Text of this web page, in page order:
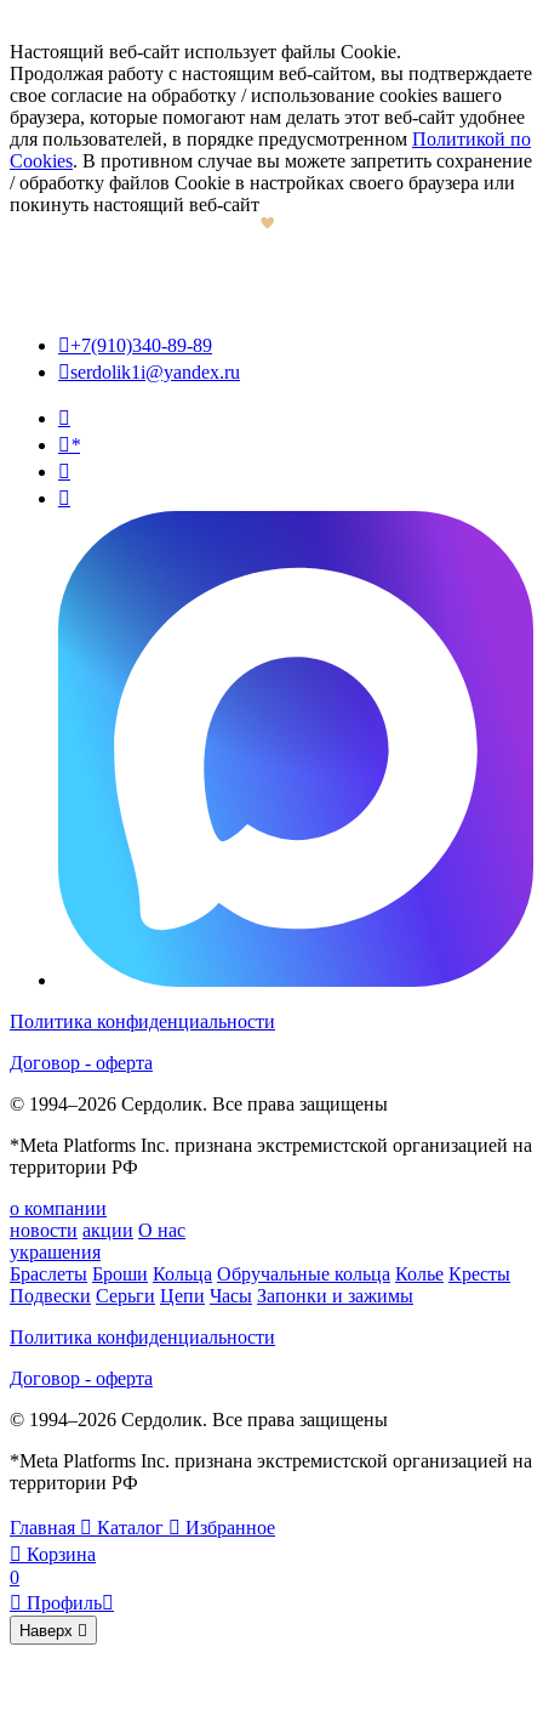
Настоящий веб-сайт использует файлы Cookie.
Продолжая работу с настоящим веб-сайтом, вы подтверждаете
свое согласие на обработку / использование cookies вашего
браузера, которые помогают нам делать этот веб-сайт удобнее
для пользователей, в порядке предусмотренном Политикой по
Cookies. В противном случае вы можете запретить сохранение
/ обработку файлов Cookie в настройках своего браузера или
покинуть настоящий веб-сайт
+7(910)340-89-89
serdolik1i@yandex.ru

*


Политика конфиденциальности
Договор - оферта
© 1994–2026 Сердолик. Все права защищены
*Meta Platforms Inc. признана экстремистской организацией на
территории РФ
о компании
новости акции О нас
украшения
Браслеты Броши Кольца Обручальные кольца Колье Кресты
Подвески Серьги Цепи Часы Запонки и зажимы
Политика конфиденциальности
Договор - оферта
© 1994–2026 Сердолик. Все права защищены
*Meta Platforms Inc. признана экстремистской организацией на
территории РФ
Главная  Каталог  Избранное
 Корзина
0
 Профиль
Наверх 